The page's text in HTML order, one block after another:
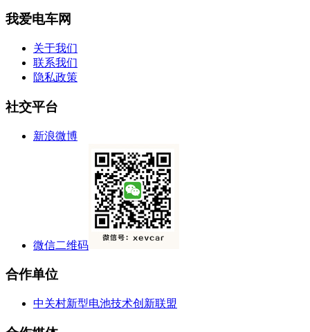
我爱电车网
关于我们
联系我们
隐私政策
社交平台
新浪微博
微信二维码
合作单位
中关村新型电池技术创新联盟